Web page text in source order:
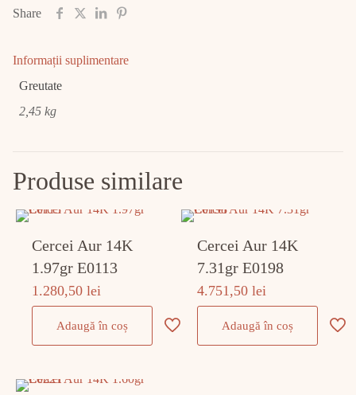
GR
Share
Informații suplimentare
Greutate
2,45 kg
Produse similare
Cercei Aur 14K
1.97gr E0113
1.280,50lei
Adaugă în coș
Cercei Aur 14K
7.31gr E0198
4.751,50lei
Adaugă în coș